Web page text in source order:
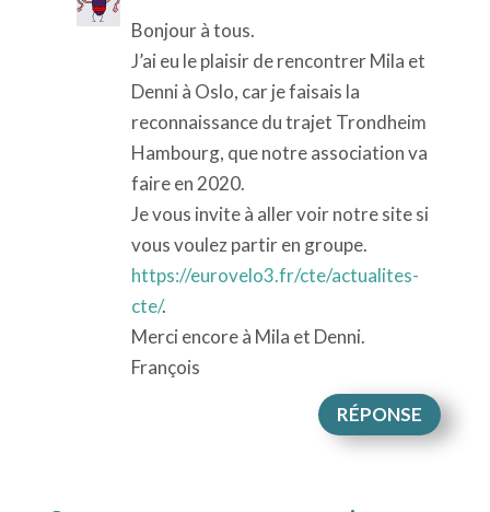
Bonjour à tous.
J’ai eu le plaisir de rencontrer Mila et
Denni à Oslo, car je faisais la
reconnaissance du trajet Trondheim
Hambourg, que notre association va
faire en 2020.
Je vous invite à aller voir notre site si
vous voulez partir en groupe.
https://eurovelo3.fr/cte/actualites-
cte/.
Merci encore à Mila et Denni.
François
RÉPONSE